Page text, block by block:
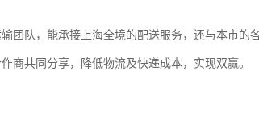
团队，能承接上海全境的配送服务，还与本市
商共同分享，降低物流及快递成本，实现双赢。